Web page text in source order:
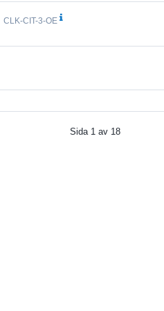
CLK-CIT-3-OE
Sida 1 av 18